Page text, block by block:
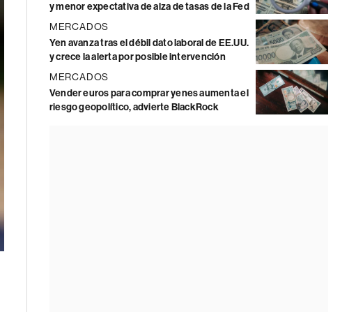
y menor expectativa de alza de tasas de la Fed
MERCADOS
Yen avanza tras el débil dato laboral de EE.UU.
y crece la alerta por posible intervención
MERCADOS
Vender euros para comprar yenes aumenta el
riesgo geopolítico, advierte BlackRock